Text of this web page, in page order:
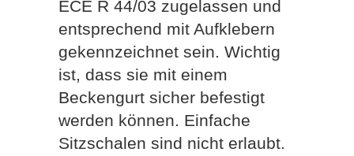
ECE R 44/03 zugelassen und
entsprechend mit Aufklebern
gekennzeichnet sein. Wichtig
ist, dass sie mit einem
Beckengurt sicher befestigt
werden können. Einfache
Sitzschalen sind nicht erlaubt.